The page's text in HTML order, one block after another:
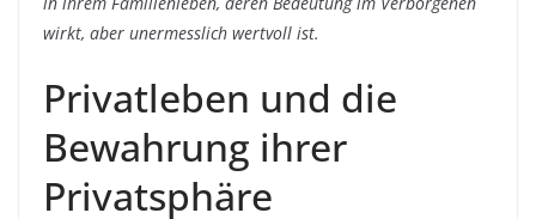
wirkt, aber unermesslich wertvoll ist.
Privatleben und die
Bewahrung ihrer
Privatsphäre